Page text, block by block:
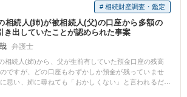
# 相続財産調査・鑑定
相続人(姉)が被相続人(父)の口座から多額の
き出していたことが認められた事案
弁護士
相続人(姉)から、父が生前有していた預金口座の残高
ですが、どの口座もわずかしか預金が残っていませ
思い、姉に尋ねても「おかしくない」と言われるだ